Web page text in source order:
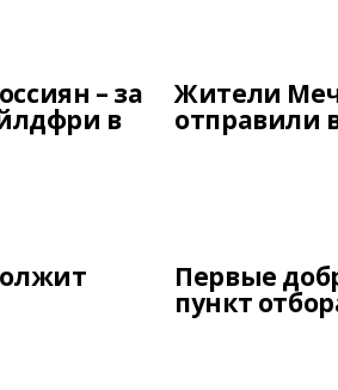
– за
в
Жители
отправили
Первые
пункт